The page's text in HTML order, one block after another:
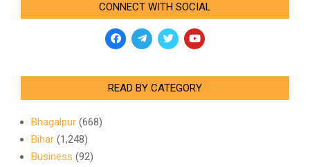
CONNECT WITH SOCIAL
READ BY CATEGORY
Bhagalpur (668)
Bihar (1,248)
Business (92)